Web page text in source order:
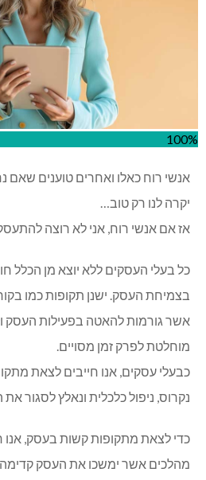
100%
אנשי רוח כאלו ואחרים טוענים שאם
יקרה לנו רק טוב…
אז אם אנשי רוח, אני לא רוצה
כל בעלי העסקים ללא יוצא מן הכלל
בצמיחת העסק. ישנן תקופות כמו
אשר גורמות להאטה בפעילות העסק
מוחלטת לפרק זמן מסויים.
כבעלי עסקים, אנו חייבים לצאת
נקרוס, ניפול כלכלית ונאלץ לסגור
כדי לצאת מתקופות קשות בעסק, אנו
מהלכים אשר ימשכו את העסק קדימה